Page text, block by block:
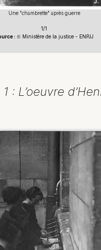
Une "chambrette" après guerre
1/1
: © Ministère de la justice - ENPJJ
: L’oeuvre